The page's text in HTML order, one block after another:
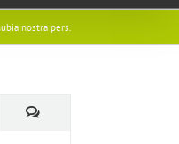
nostra pers.